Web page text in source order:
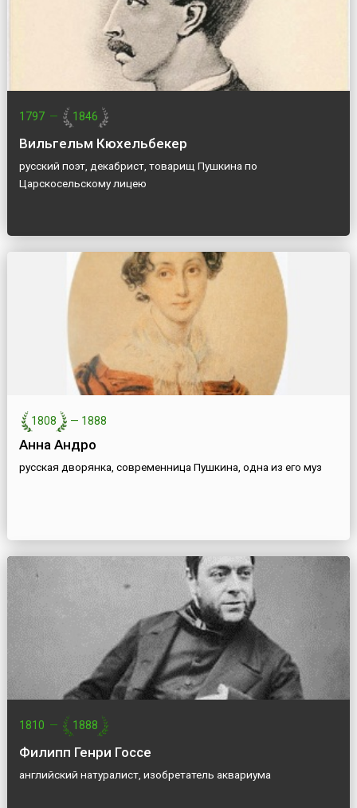
1797 — 1846
Вильгельм Кюхельбекер
русский поэт, декабрист, товарищ Пушкина по
Царскосельскому лицею
1808 — 1888
Анна Андро
русская дворянка, современница Пушкина, одна из его муз
1810 — 1888
Филипп Генри Госсе
английский натуралист, изобретатель аквариума